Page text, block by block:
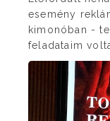
esemény
kimonóban -
feladataim